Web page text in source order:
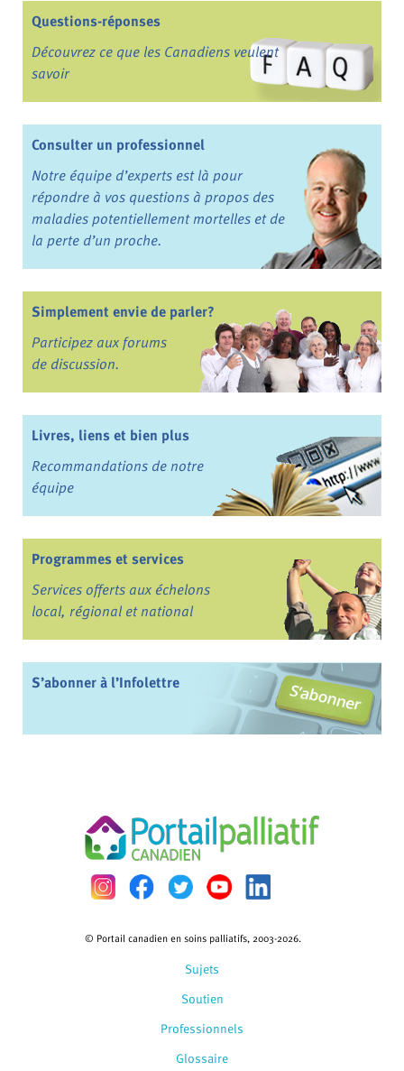
Questions-réponses
Découvrez ce que les Canadiens veulent
savoir
Consulter un professionnel
Notre équipe d’experts est là pour
répondre à vos questions à propos des
maladies potentiellement mortelles et de
la perte d’un proche.
Simplement envie de parler?
Participez aux forums
de discussion.
Livres, liens et bien plus
Recommandations de notre
équipe
Programmes et services
Services offerts aux échelons
local, régional et national
S’abonner à l’Infolettre
Sujets
Soutien
Professionnels
Glossaire
© Portail canadien en soins palliatifs, 2003-2026.